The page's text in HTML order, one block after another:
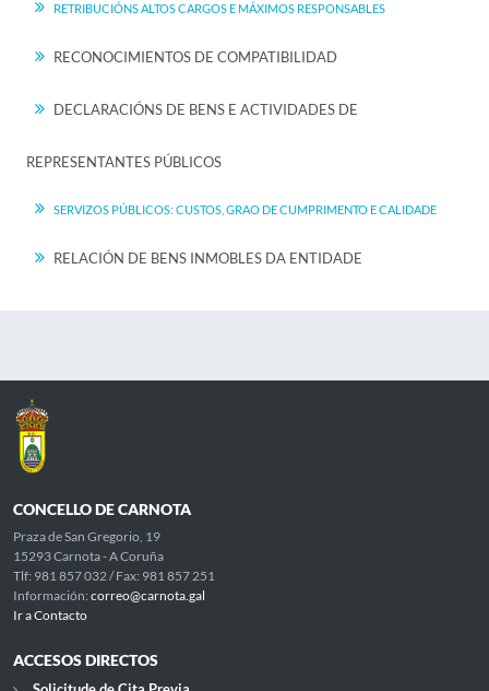
RETRIBUCIÓNS ALTOS CARGOS E MÁXIMOS RESPONSABLES
RECONOCIMIENTOS DE COMPATIBILIDAD
DECLARACIÓNS DE BENS E ACTIVIDADES DE
REPRESENTANTES PÚBLICOS
SERVIZOS PÚBLICOS: CUSTOS, GRAO DE CUMPRIMENTO E CALIDADE
RELACIÓN DE BENS INMOBLES DA ENTIDADE
CONCELLO DE CARNOTA
Praza de San Gregorio, 19
15293 Carnota - A Coruña
Tlf: 981 857 032 / Fax: 981 857 251
Información: correo@carnota.gal
Ir a Contacto
ACCESOS DIRECTOS